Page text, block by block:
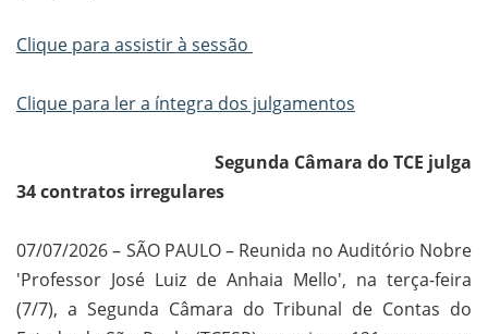
Clique para assistir à sessão
Clique para ler a íntegra dos julgamentos
Segunda Câmara do TCE julga
34 contratos irregulares
07/07/2026 – SÃO PAULO – Reunida no Auditório Nobre
'Professor José Luiz de Anhaia Mello', na terça-feira
(7/7), a Segunda Câmara do Tribunal de Contas do